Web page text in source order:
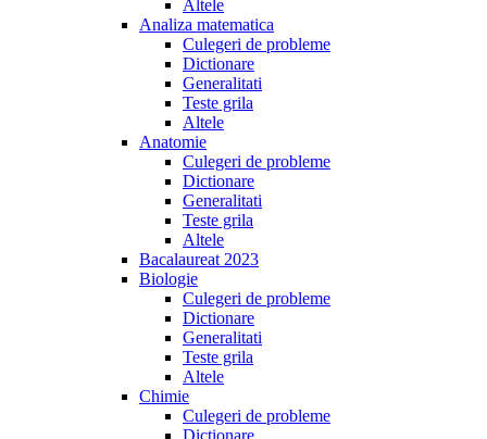
Altele
Analiza matematica
Culegeri de probleme
Dictionare
Generalitati
Teste grila
Altele
Anatomie
Culegeri de probleme
Dictionare
Generalitati
Teste grila
Altele
Bacalaureat 2023
Biologie
Culegeri de probleme
Dictionare
Generalitati
Teste grila
Altele
Chimie
Culegeri de probleme